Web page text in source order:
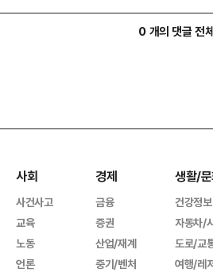
0 개의 댓글 전
사회
사건사고
교육
노동
언론
경제
금융
증권
산업/재계
중기/벤처
생활/
건강정보
자동차/
도로/교
여행/레